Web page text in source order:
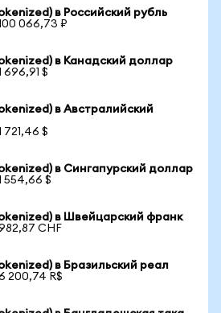
в Российский рубль
066,73 ₽
в Канадский доллар
696,91 $
в Австралийский
721,46 $
в Сингапурский доллар
554,66 $
в Швейцарский франк
CHF
в Бразильский реал
200,74 R$